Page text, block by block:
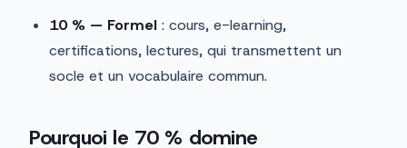
10 % — Formel : cours, e-learning,
certifications, lectures, qui transmettent un
socle et un vocabulaire commun.
Pourquoi le 70 % domine